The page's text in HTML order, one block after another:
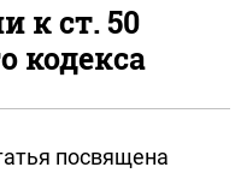
к ст. 50
кодекса
посвящена